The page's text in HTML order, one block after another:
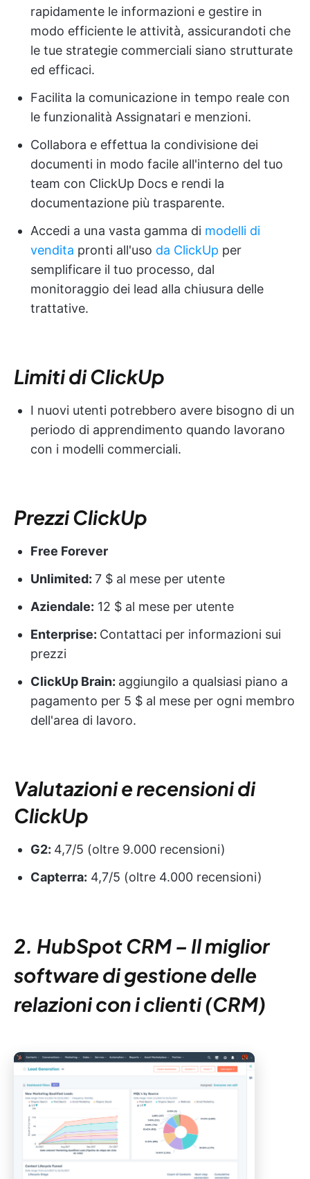
rapidamente le informazioni e gestire in
modo efficiente le attività, assicurandoti che
le tue strategie commerciali siano strutturate
ed efficaci.
Facilita la comunicazione in tempo reale con
le funzionalità Assignatari e menzioni.
Collabora e effettua la condivisione dei
documenti in modo facile all'interno del tuo
team con ClickUp Docs e rendi la
documentazione più trasparente.
Accedi a una vasta gamma di modelli di
vendita pronti all'uso da ClickUp per
semplificare il tuo processo, dal
monitoraggio dei lead alla chiusura delle
trattative.
Limiti di ClickUp
I nuovi utenti potrebbero avere bisogno di un
periodo di apprendimento quando lavorano
con i modelli commerciali.
Prezzi ClickUp
Free Forever
Unlimited: 7 $ al mese per utente
Aziendale: 12 $ al mese per utente
Enterprise: Contattaci per informazioni sui
prezzi
ClickUp Brain: aggiungilo a qualsiasi piano a
pagamento per 5 $ al mese per ogni membro
dell'area di lavoro.
Valutazioni e recensioni di
ClickUp
G2: 4,7/5 (oltre 9.000 recensioni)
Capterra: 4,7/5 (oltre 4.000 recensioni)
2. HubSpot CRM – Il miglior
software di gestione delle
relazioni con i clienti (CRM)